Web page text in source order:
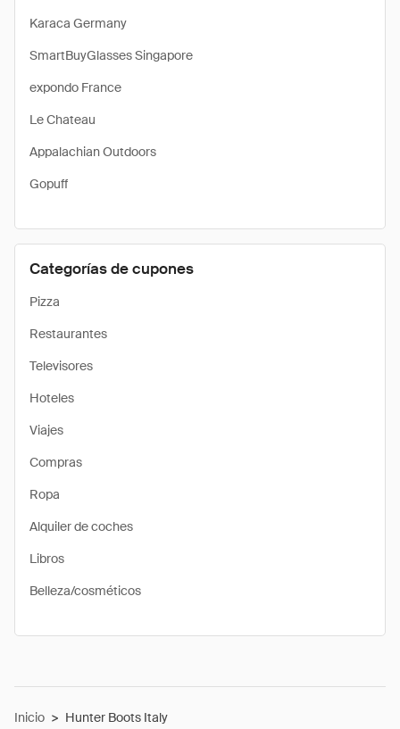
Karaca Germany
SmartBuyGlasses Singapore
expondo France
Le Chateau
Appalachian Outdoors
Gopuff
Categorías de cupones
Pizza
Restaurantes
Televisores
Hoteles
Viajes
Compras
Ropa
Alquiler de coches
Libros
Belleza/cosméticos
Inicio > Hunter Boots Italy